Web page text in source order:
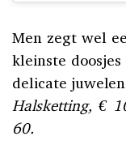
Men zegt wel
kleinste
delicate
Halsketting, €
60.